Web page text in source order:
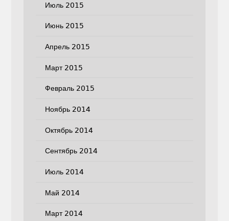
Июль 2015
Июнь 2015
Апрель 2015
Март 2015
Февраль 2015
Ноябрь 2014
Октябрь 2014
Сентябрь 2014
Июль 2014
Май 2014
Март 2014